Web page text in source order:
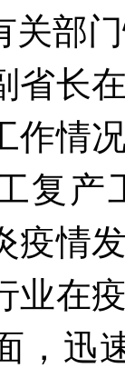
关部
省长
作情
复产
疫情
业在
，迅